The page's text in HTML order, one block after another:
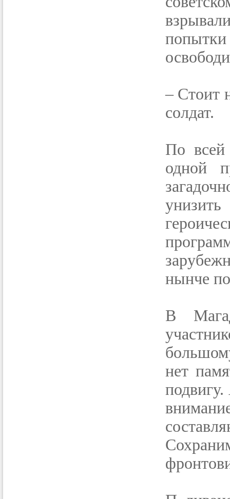
– Стоит
солдат.
По всей
одной
нынче
В
нет